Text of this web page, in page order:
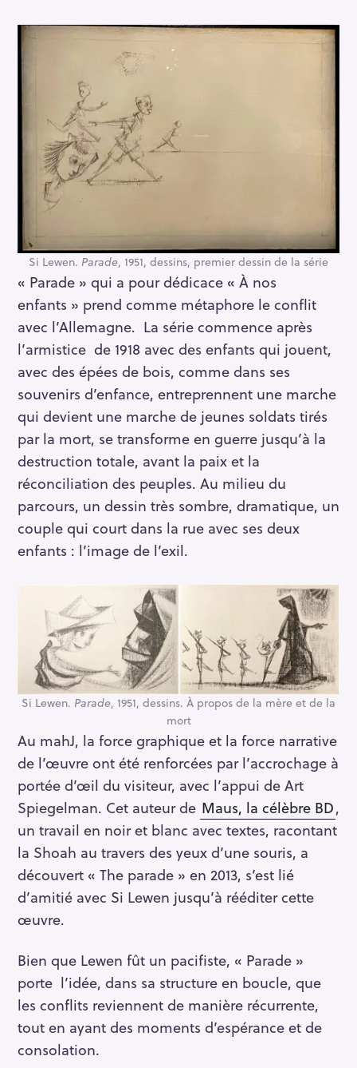
Si Lewen. Parade, 1951, dessins, premier dessin de la série
« Parade » qui a pour dédicace « À nos
enfants » prend comme métaphore le conflit
avec l’Allemagne. La série commence après
l’armistice de 1918 avec des enfants qui jouent,
avec des épées de bois, comme dans ses
souvenirs d’enfance, entreprennent une marche
qui devient une marche de jeunes soldats tirés
par la mort, se transforme en guerre jusqu’à la
destruction totale, avant la paix et la
réconciliation des peuples. Au milieu du
parcours, un dessin très sombre, dramatique, un
couple qui court dans la rue avec ses deux
enfants : l’image de l’exil.
Si Lewen. Parade, 1951, dessins. À propos de la mère et de la
mort
Au mahJ, la force graphique et la force narrative
de l’œuvre ont été renforcées par l’accrochage à
portée d’œil du visiteur, avec l’appui de Art
Spiegelman. Cet auteur de Maus, la célèbre BD,
un travail en noir et blanc avec textes, racontant
la Shoah au travers des yeux d’une souris, a
découvert « The parade » en 2013, s’est lié
d’amitié avec Si Lewen jusqu’à rééditer cette
œuvre.
Bien que Lewen fût un pacifiste, « Parade »
porte l’idée, dans sa structure en boucle, que
les conflits reviennent de manière récurrente,
tout en ayant des moments d’espérance et de
consolation.